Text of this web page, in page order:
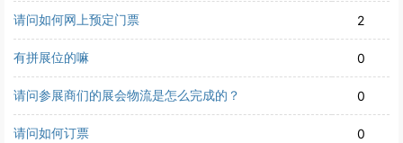
请问如何网上预定门票 2
有拼展位的嘛 0
请问参展商们的展会物流是怎么完成的？ 0
请问如何订票 0